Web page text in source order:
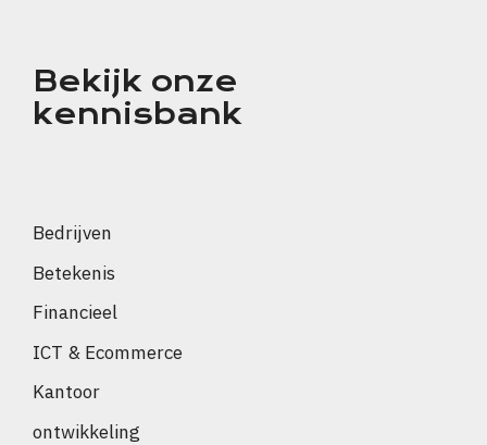
Bekijk onze
kennisbank
Bedrijven
Betekenis
Financieel
ICT & Ecommerce
Kantoor
ontwikkeling